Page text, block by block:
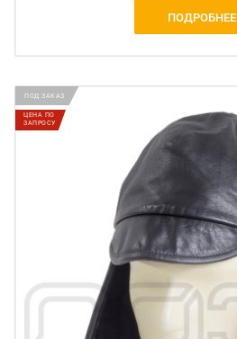
ПОДРОБНЕЕ
ПОД ЗАКАЗ
ЦЕНА ПО
ЗАПРОСУ